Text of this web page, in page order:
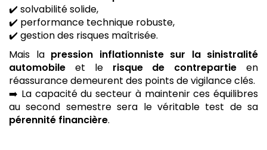
✔️ solvabilité solide,
✔️ performance technique robuste,
✔️ gestion des risques maîtrisée.
Mais la pression inflationniste sur la sinistralité
automobile et le risque de contrepartie en
réassurance demeurent des points de vigilance clés.
➡️ La capacité du secteur à maintenir ces équilibres
au second semestre sera le véritable test de sa
pérennité financière.